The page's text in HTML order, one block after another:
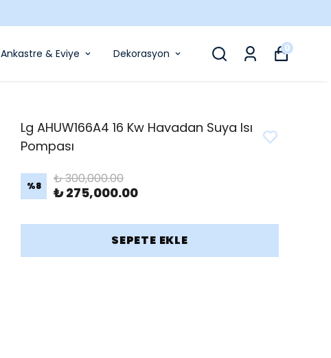
Ankastre & Eviye Dekorasyon 0
Lg AHUW166A4 16 Kw Havadan Suya Isı
Pompası
%8 ₺ 300,000.00
₺ 275,000.00
SEPETE EKLE